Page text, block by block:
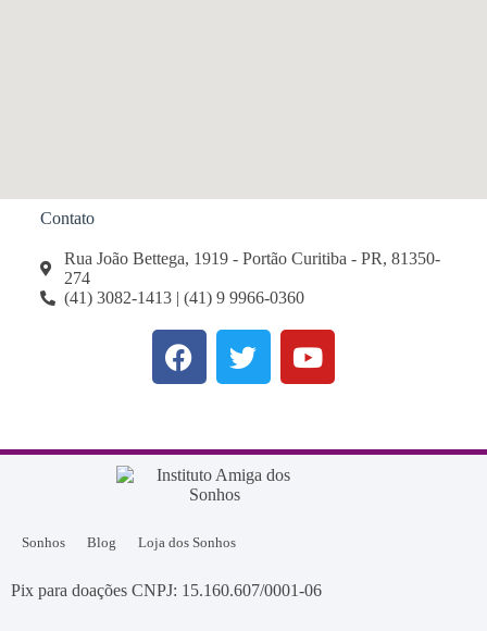
Contato
Rua João Bettega, 1919 - Portão Curitiba - PR, 81350-
274
(41) 3082-1413 | (41) 9 9966-0360
Sonhos Blog Loja dos Sonhos
Pix para doações CNPJ: 15.160.607/0001-06